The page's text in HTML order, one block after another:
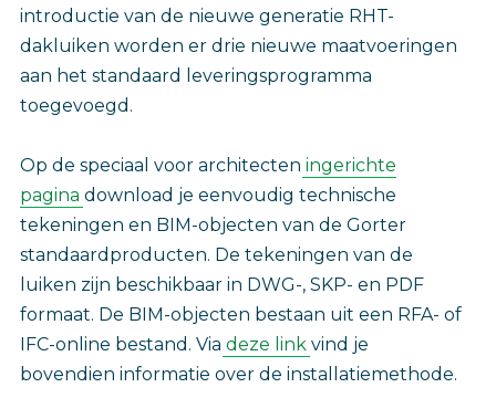
introductie van de nieuwe generatie RHT-
dakluiken worden er drie nieuwe maatvoeringen
aan het standaard leveringsprogramma
toegevoegd.
Op de speciaal voor architecten ingerichte
pagina download je eenvoudig technische
tekeningen en BIM-objecten van de Gorter
standaardproducten. De tekeningen van de
luiken zijn beschikbaar in DWG-, SKP- en PDF
formaat. De BIM-objecten bestaan uit een RFA- of
IFC-online bestand. Via deze link vind je
bovendien informatie over de installatiemethode.